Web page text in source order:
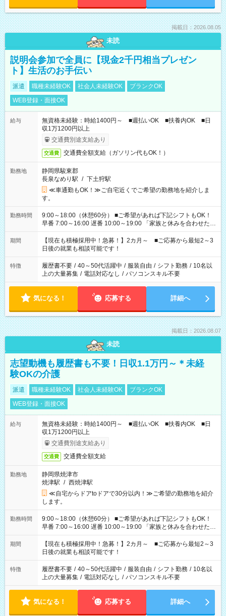
掲載日：2026.08.05
未読
説明会参加で全員に【現金2千円相当プレゼン
ト】生活のお手伝い
派遣 職種未経験OK 社会人未経験OK
ブランクOK
WEB登録・面接OK
給与
無資格未経験：時給1400円～ ■週払いOK ■扶養内OK ■日
収1万1200円以上
交通費別途支給あり
交通費 交通費全額支給（ガソリン代もOK！）
勤務地
静岡県駿東郡
長泉なめり駅 / 下土狩駅
≪車通勤もOK！≫ご自宅近くでご希望の勤務地を紹介しま
す。
勤務時間
9:00～18:00（休憩60分） ■ご希望があれば下記シフトもOK！
早番 7:00～16:00 遅番 10:00～19:00 「家族と休みを合わせた
い」 「余裕を持って夕飯の準備がしたい」 「できれば残業はし
たくない」 など、ご希望を教えてくださいね。 ※Wワーク希望
の方へ 今ご覧のお仕事で希望する勤務時間と、もう1つのお仕事
の勤務時間。 合計で週40時間を超える場合は応募できません。
期間
【現在も積極採用中！急募！】2カ月～ ■ご応募から最短2～3
日後の就業も相談可能です！
特徴 履歴書不要 / 40～50代活躍中 / 服装自由 / シフト勤務 / 10名以
上の大量募集 / 電話対応なし / パソコンスキル不要
気になる！ 応募する 詳細へ
掲載日：2026.08.07
未読
志望動機も履歴書も不要！日収1.1万円～＊未経
験OKの介護
派遣 職種未経験OK 社会人未経験OK
ブランクOK
WEB登録・面接OK
給与
無資格未経験：時給1400円～ ■週払いOK ■扶養内OK ■日
収1万1200円以上
交通費別途支給あり
交通費 交通費全額支給
勤務地
静岡県焼津市
焼津駅 / 西焼津駅
≪自宅からドアtoドアで30分以内！≫ご希望の勤務地を紹介
します。
勤務時間
9:00～18:00（休憩60分） ■ご希望があれば下記シフトもOK！
早番 7:00～16:00 遅番 10:00～19:00 「家族と休みを合わせた
い」 「余裕を持って夕飯の準備がしたい」 「できれば残業はし
たくない」 など、ご希望を教えてくださいね。 ※Wワーク希望
の方へ 今ご覧のお仕事で希望する勤務時間と、もう1つのお仕事
の勤務時間。 合計で週40時間を超える場合は応募できません。
期間
【現在も積極採用中！急募！】2カ月～ ■ご応募から最短2～3
日後の就業も相談可能です！
特徴 履歴書不要 / 40～50代活躍中 / 服装自由 / シフト勤務 / 10名以
上の大量募集 / 電話対応なし / パソコンスキル不要
気になる！ 応募する 詳細へ